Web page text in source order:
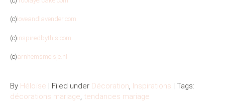
(c) loveandlavender.com
(c)inspiredbythis.com
(c)arnhemsmeisje.nl
By Héloïse | Filed under Décoration, Inspirations | Tags:
décorations mariage, tendances mariage